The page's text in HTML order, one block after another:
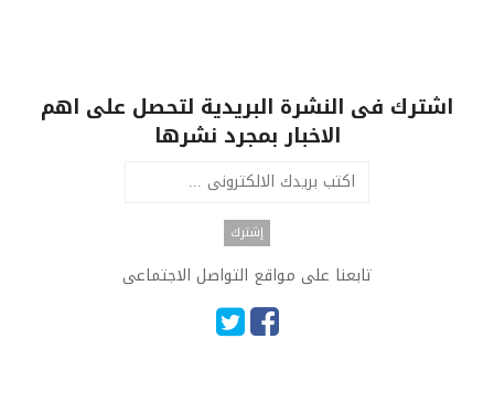
اشترك فى النشرة البريدية لتحصل على اهم
الاخبار بمجرد نشرها
تابعنا على مواقع التواصل الاجتماعى